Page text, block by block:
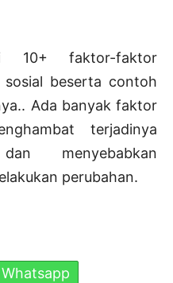
10+ faktor-faktor
sosial beserta contoh
Ada banyak faktor
terjadinya
menyebabkan
perubahan.
Whatsapp